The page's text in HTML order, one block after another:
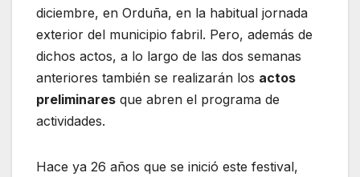
diciembre, en Orduña, en la habitual jornada
exterior del municipio fabril. Pero, además de
dichos actos, a lo largo de las dos semanas
anteriores también se realizarán los actos
preliminares que abren el programa de
actividades.
Hace ya 26 años que se inició este festival,